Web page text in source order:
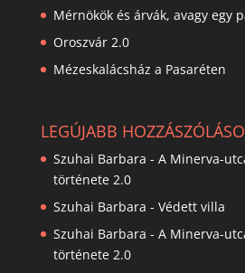
Mérnökök és árvák, avagy egy
Oroszvár 2.0
Mézeskalácsház a Pasaréten
LEGÚJABB
Szuhai Barbara - A Minerva-
története 2.0
Szuhai Barbara - Védett villa
Szuhai Barbara - A Minerva-
története 2.0